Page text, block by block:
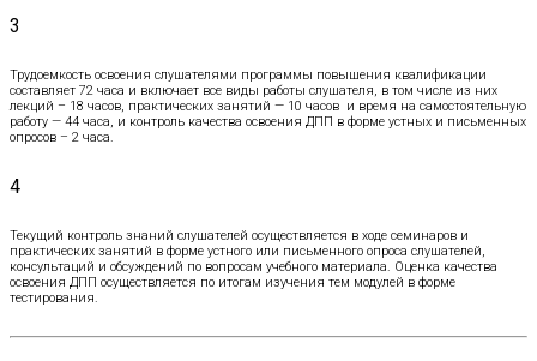
3
Трудоемкость освоения слушателями программы повышения квалификации
составляет 72 часа и включает все виды работы слушателя, в том числе из них
лекций – 18 часов, практических занятий — 10 часов и время на самостоятельную
работу — 44 часа, и контроль качества освоения ДПП в форме устных и письменных
опросов – 2 часа.
4
Текущий контроль знаний слушателей осуществляется в ходе семинаров и
практических занятий в форме устного или письменного опроса слушателей,
консультаций и обсуждений по вопросам учебного материала. Оценка качества
освоения ДПП осуществляется по итогам изучения тем модулей в форме
тестирования.